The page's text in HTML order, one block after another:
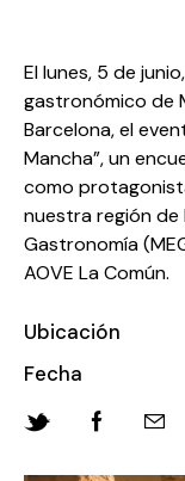
El lunes, 5 de
gastronómico de
Barcelona, el
Mancha”, un
como
nuestra región de
Gastronomía
AOVE La Común.
Ubicación
Fecha